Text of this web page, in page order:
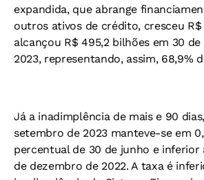
expandida, que abrange
outros ativos de crédito, cresceu R$
alcançou R$ 495,2 bilhões em 30
2023, representando, assim, 68,9%
Já a inadimplência de mais e 90
setembro de 2023 manteve-se em
percentual de 30 de junho e inferior
de dezembro de 2022. A taxa é